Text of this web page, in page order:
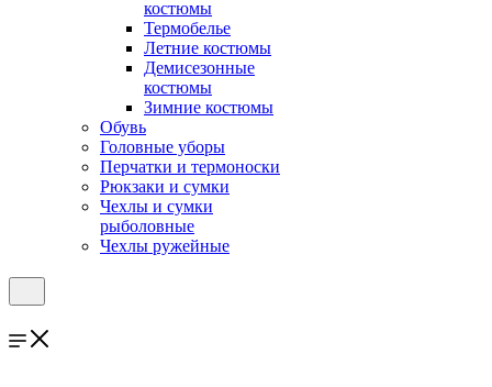
костюмы
Термобелье
Летние костюмы
Демисезонные
костюмы
Зимние костюмы
Обувь
Головные уборы
Перчатки и термоноски
Рюкзаки и сумки
Чехлы и сумки
рыболовные
Чехлы ружейные